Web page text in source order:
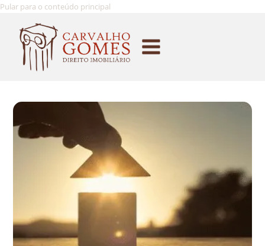
Pular para o conteúdo principal